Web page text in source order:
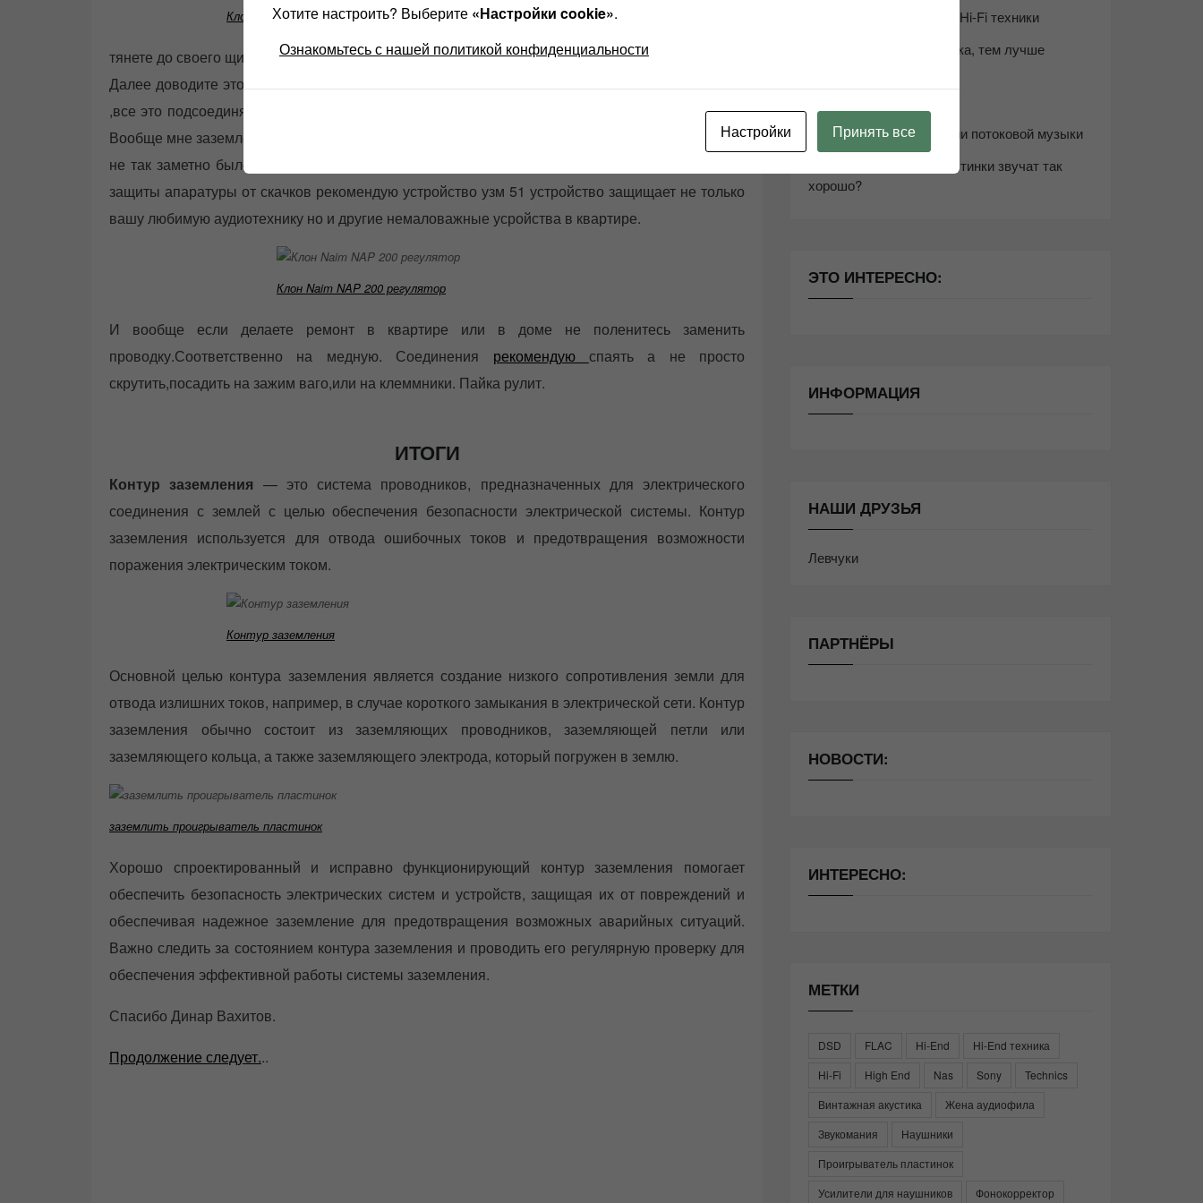
Клон Naim NAP 200 отзывы
тянете до своего щита каналы с подвала в щиток можно определить по стоячным проводам.
Далее доводите этот провод к своему щиту на этаже. покупаете нулевую шинку на дин рейке
,все это подсоединяете, к апаратуре и прочим устройствам тянете кабель либо ввг либо пвс.
Вообще мне заземление помогло только при прослушивании винила, убирало фон. Остальное
не так заметно было. Но из за соображения безопасности земля конечно нужна. Так же для
защиты апаратуры от скачков рекомендую устройство узм 51 устройство защищает не только
вашу любимую аудиотехнику но и другие немаловажные усройства в квартире.
Клон Naim NAP 200 регулятор
И вообще если делаете ремонт в квартире или в доме не поленитесь заменить
проводку.Соответственно на медную. Соединения рекомендую спаять а не просто
скрутить,посадить на зажим ваго,или на клеммники. Пайка рулит.
ИТОГИ
Контур заземления — это система проводников, предназначенных для электрического
соединения с землей с целью обеспечения безопасности электрической системы. Контур
заземления используется для отвода ошибочных токов и предотвращения возможности
поражения электрическим током.
Контур заземления
Основной целью контура заземления является создание низкого сопротивления земли для
отвода излишних токов, например, в случае короткого замыкания в электрической сети. Контур
заземления обычно состоит из заземляющих проводников, заземляющей петли или
заземляющего кольца, а также заземляющего электрода, который погружен в землю.
заземлить проигрыватель пластинок
Хорошо спроектированный и исправно функционирующий контур заземления помогает
обеспечить безопасность электрических систем и устройств, защищая их от повреждений и
обеспечивая надежное заземление для предотвращения возможных аварийных ситуаций.
Важно следить за состоянием контура заземления и проводить его регулярную проверку для
обеспечения эффективной работы системы заземления.
Спасибо Динар Вахитов.
Продолжение следует...
Возьмите друга в салон Hi-Fi техники
Чем дороже аудиотехника, тем лучше
10 способов оптимизации потоковой музыки
Почему виниловые пластинки звучат так
хорошо?
ЭТО ИНТЕРЕСНО:
ИНФОРМАЦИЯ
НАШИ ДРУЗЬЯ
Левчуки
ПАРТНЁРЫ
НОВОСТИ:
ИНТЕРЕСНО:
МЕТКИ
DSD FLAC Hi-End
Hi-End техника
Hi-Fi
High End Nas Sony
Technics
Винтажная акустика
Жена аудиофила
Звукомания
Наушники
Проигрыватель пластинок
Усилители для наушников
Фонокорректор
Хотите настроить? Выберите «Настройки cookie».
Ознакомьтесь с нашей политикой конфиденциальности
Настройки Принять все